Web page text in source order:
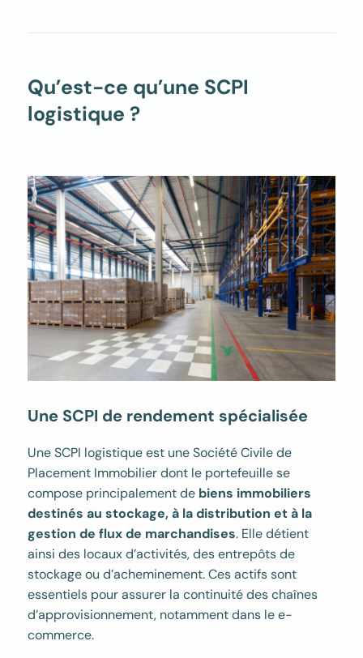
Qu’est-ce qu’une SCPI
logistique ?
Une SCPI de rendement spécialisée
Une SCPI logistique est une Société Civile de
Placement Immobilier dont le portefeuille se
compose principalement de biens immobiliers
destinés au stockage, à la distribution et à la
gestion de flux de marchandises. Elle détient
ainsi des locaux d’activités, des entrepôts de
stockage ou d’acheminement. Ces actifs sont
essentiels pour assurer la continuité des chaînes
d’approvisionnement, notamment dans le e-
commerce.